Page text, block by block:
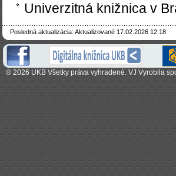
Univerzitná knižnica v
Posledná aktualizácia: Aktualizované 17.02.2026 12:18
® 2026 UKB Všetky práva vyhradené. VJ Vyrobila